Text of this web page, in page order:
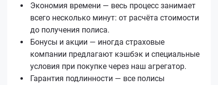
Экономия времени — весь процесс занимает
всего несколько минут: от расчёта стоимости
до получения полиса.
Бонусы и акции — иногда страховые
компании предлагают кэшбэк и специальные
условия при покупке через наш агрегатор.
Гарантия подлинности — все полисы